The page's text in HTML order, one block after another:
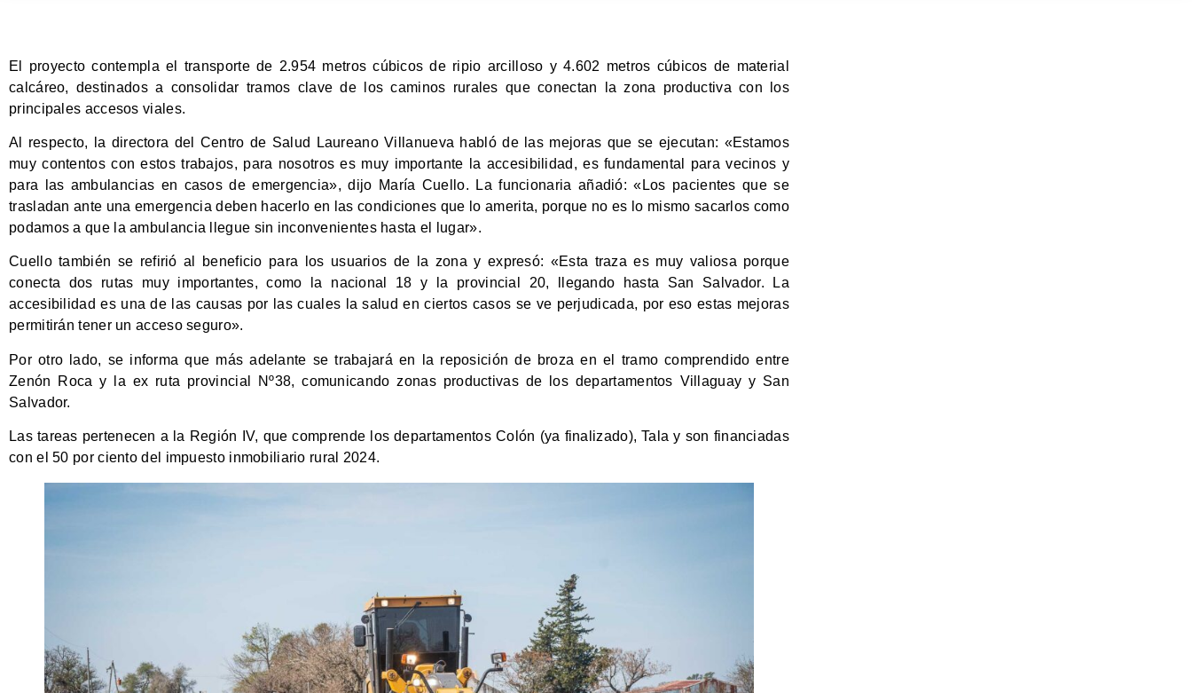
El proyecto contempla el transporte de 2.954 metros cúbicos de ripio arcilloso y 4.602 metros cúbicos de material
calcáreo, destinados a consolidar tramos clave de los caminos rurales que conectan la zona productiva con los
principales accesos viales.
Al respecto, la directora del Centro de Salud Laureano Villanueva habló de las mejoras que se ejecutan: «Estamos
muy contentos con estos trabajos, para nosotros es muy importante la accesibilidad, es fundamental para vecinos y
para las ambulancias en casos de emergencia», dijo María Cuello. La funcionaria añadió: «Los pacientes que se
trasladan ante una emergencia deben hacerlo en las condiciones que lo amerita, porque no es lo mismo sacarlos como
podamos a que la ambulancia llegue sin inconvenientes hasta el lugar».
Cuello también se refirió al beneficio para los usuarios de la zona y expresó: «Esta traza es muy valiosa porque
conecta dos rutas muy importantes, como la nacional 18 y la provincial 20, llegando hasta San Salvador. La
accesibilidad es una de las causas por las cuales la salud en ciertos casos se ve perjudicada, por eso estas mejoras
permitirán tener un acceso seguro».
Por otro lado, se informa que más adelante se trabajará en la reposición de broza en el tramo comprendido entre
Zenón Roca y la ex ruta provincial Nº38, comunicando zonas productivas de los departamentos Villaguay y San
Salvador.
Las tareas pertenecen a la Región IV, que comprende los departamentos Colón (ya finalizado), Tala y son financiadas
con el 50 por ciento del impuesto inmobiliario rural 2024.